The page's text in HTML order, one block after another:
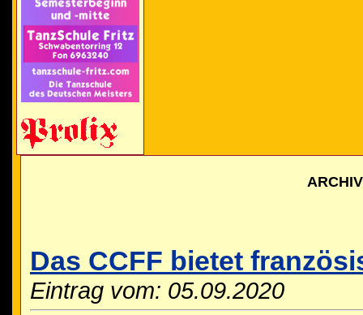
ARCHIV
Das CCFF bietet
Eintrag vom: 05.09.2020